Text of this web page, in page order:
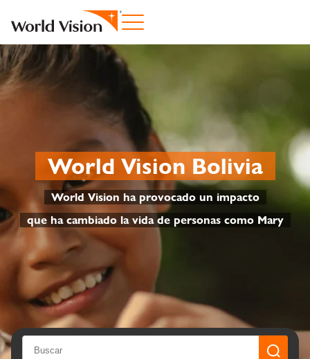
World Vision Bolivia
World Vision ha provocado un impacto
que ha cambiado la vida de personas como Mary